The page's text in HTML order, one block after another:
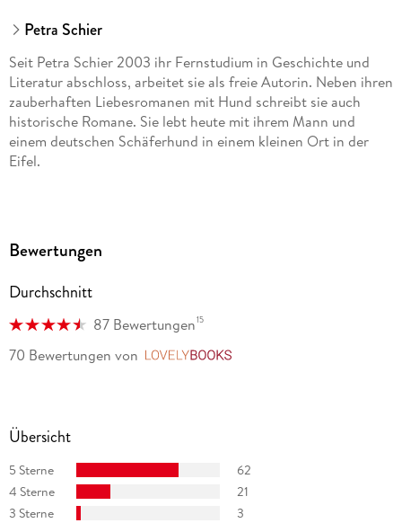
Petra Schier
Seit Petra Schier 2003 ihr Fernstudium in Geschichte und
Literatur abschloss, arbeitet sie als freie Autorin. Neben ihren
zauberhaften Liebesromanen mit Hund schreibt sie auch
historische Romane. Sie lebt heute mit ihrem Mann und
einem deutschen Schäferhund in einem kleinen Ort in der
Eifel.
Bewertungen
Durchschnitt
87 Bewertungen15
70 Bewertungen von
Übersicht
5 Sterne
62
4 Sterne
21
3 Sterne
3